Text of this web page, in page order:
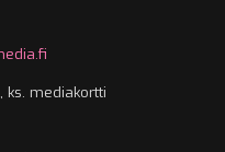
ks. mediakortti